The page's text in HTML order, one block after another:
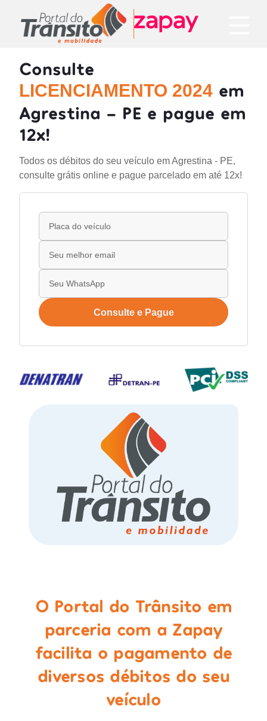
Consulte
LICENCIAMENTO 2024 em
Agrestina - PE e pague em
12x!
Todos os débitos do seu veículo em Agrestina - PE,
consulte grátis online e pague parcelado em até 12x!
Consulte e Pague
O Portal do Trânsito em
parceria com a Zapay
facilita o pagamento de
diversos débitos do seu
veículo